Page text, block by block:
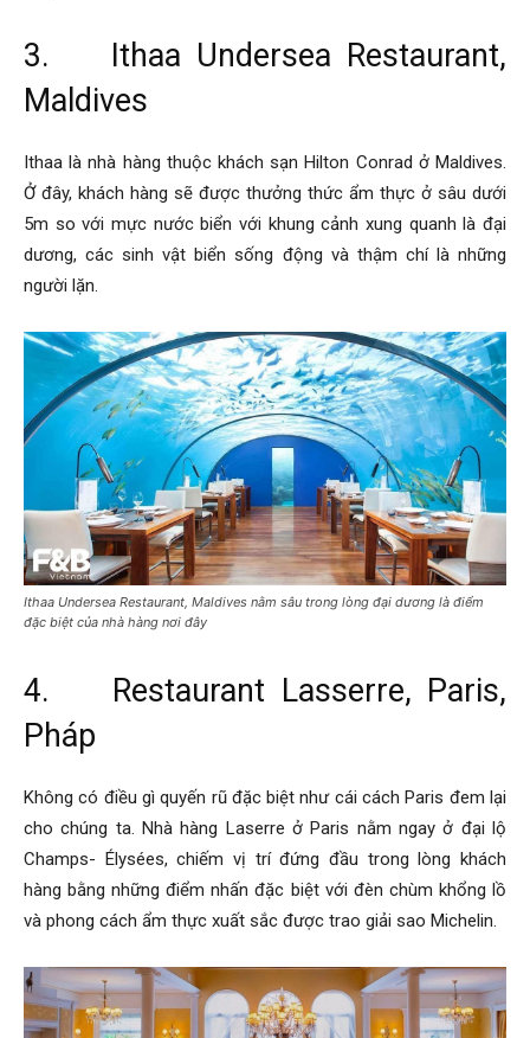
3. Ithaa Undersea Restaurant,
Maldives
Ithaa là nhà hàng thuộc khách sạn Hilton Conrad ở Maldives.
Ở đây, khách hàng sẽ được thưởng thức ẩm thực ở sâu dưới
5m so với mực nước biển với khung cảnh xung quanh là đại
dương, các sinh vật biển sống động và thậm chí là những
người lặn.
Ithaa Undersea Restaurant, Maldives nằm sâu trong lòng đại dương là điểm
đặc biệt của nhà hàng nơi đây
4. Restaurant Lasserre, Paris,
Pháp
Không có điều gì quyến rũ đặc biệt như cái cách Paris đem lại
cho chúng ta. Nhà hàng Laserre ở Paris nằm ngay ở đại lộ
Champs- Élysées, chiếm vị trí đứng đầu trong lòng khách
hàng bằng những điểm nhấn đặc biệt với đèn chùm khổng lồ
và phong cách ẩm thực xuất sắc được trao giải sao Michelin.